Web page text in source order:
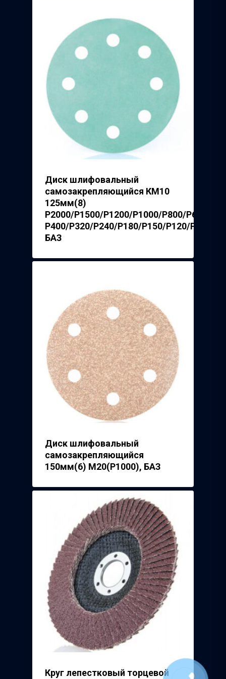
Диск шлифовальный
самозакрепляющийся КМ10
125мм(8)
P2000/P1500/P1200/P1000/P800/P600/
Р400/P320/P240/P180/P150/P120/P100/
БАЗ
Диск шлифовальный
самозакрепляющийся
150мм(6) М20(Р1000), БАЗ
Круг лепестковый торцевой